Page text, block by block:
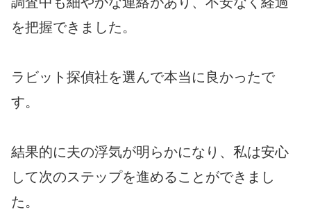
を把握できました。
ラビット探偵社を選んで本当に良かったで
す。
結果的に夫の浮気が明らかになり、私は安心
して次のステップを進めることができまし
た。